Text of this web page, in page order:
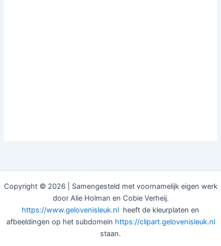
Copyright © 2026 | Samengesteld met voornamelijk eigen werk
door Alie Holman en Cobie Verheij.
https://www.gelovenisleuk.nl heeft de kleurplaten en
afbeeldingen op het subdomein https://clipart.gelovenisleuk.nl
staan.